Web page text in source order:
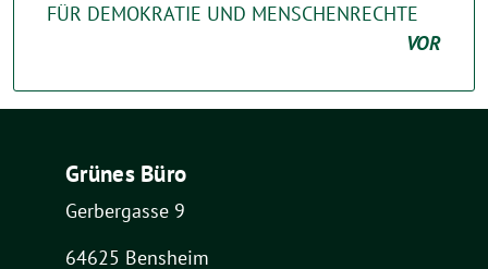
FÜR DEMOKRATIE UND MENSCHENRECHTE
VOR
Grünes Büro
Gerbergasse 9
64625 Bensheim